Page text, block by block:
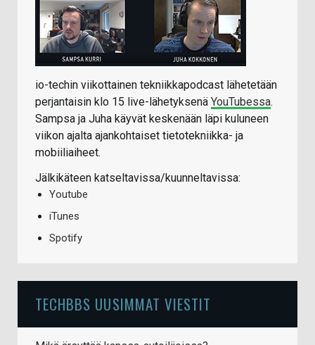
io-techin viikottainen tekniikkapodcast lähetetään
perjantaisin klo 15 live-lähetyksenä YouTubessa.
Sampsa ja Juha käyvät keskenään läpi kuluneen
viikon ajalta ajankohtaiset tietotekniikka- ja
mobiiliaiheet.
Jälkikäteen katseltavissa/kuunneltavissa:
Youtube
iTunes
Spotify
TECHBBS UUSIMMAT VIESTIT